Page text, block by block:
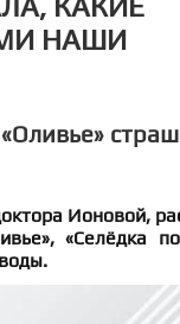
КАКИЕ
НАШИ
Ионовой,
«Селёдка